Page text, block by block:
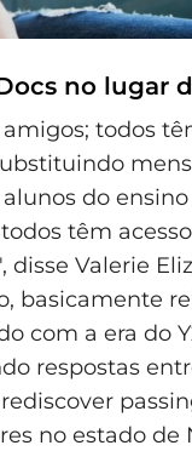
no lugar
todos
do
têm
Valerie
basicamente
com a era do
respostas
no estado de